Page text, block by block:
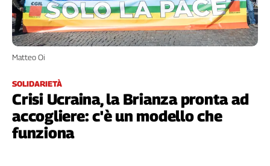
Welfare
Italia
Internazionale
Culture
Categorie
Filcams
Filctem
Fillea
SOLIDARIETÀ
Crisi Ucraina, la Brianza pronta ad
accogliere: c'è un modello che
funziona
Matteo Oi